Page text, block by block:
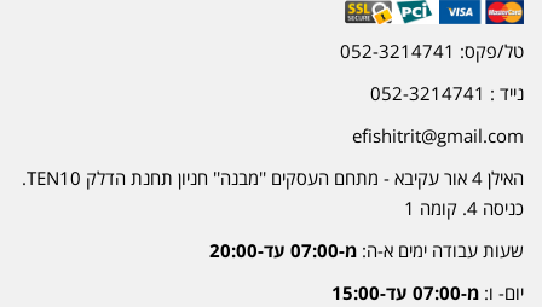
טל/פקס: 052-3214741
נייד : 052-3214741
efishitrit@gmail.com
האילן 4 אור עקיבא - מתחם העסקים ''מבנה'' חניון תחנת הדלק TEN10.
כניסה 4. קומה 1
שעות עבודה ימים א-ה: מ-07:00 עד-20:00
יום- ו: מ-07:00 עד-15:00